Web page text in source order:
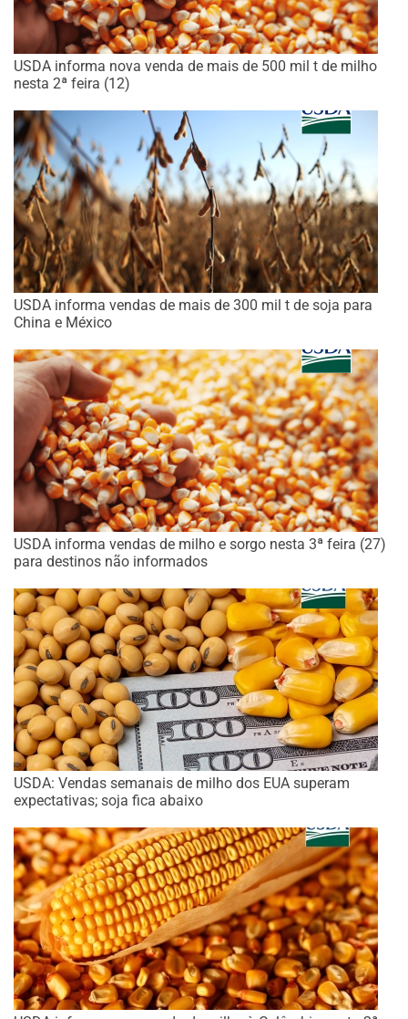
USDA informa nova venda de mais de 500 mil t de milho
nesta 2ª feira (12)
USDA informa vendas de mais de 300 mil t de soja para
China e México
USDA informa vendas de milho e sorgo nesta 3ª feira (27)
para destinos não informados
USDA: Vendas semanais de milho dos EUA superam
expectativas; soja fica abaixo